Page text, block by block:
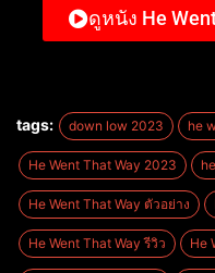
ดูหนัง He
tags: down low 2023 he
He Went That Way 2023
He Went That Way ตัวอย่าง
He Went That Way รีวิว He